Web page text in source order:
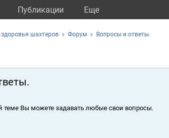
Публикации Eще
шахтеров Форум Вопросы и ответы.
теме Вы можете задавать любые свои вопросы.